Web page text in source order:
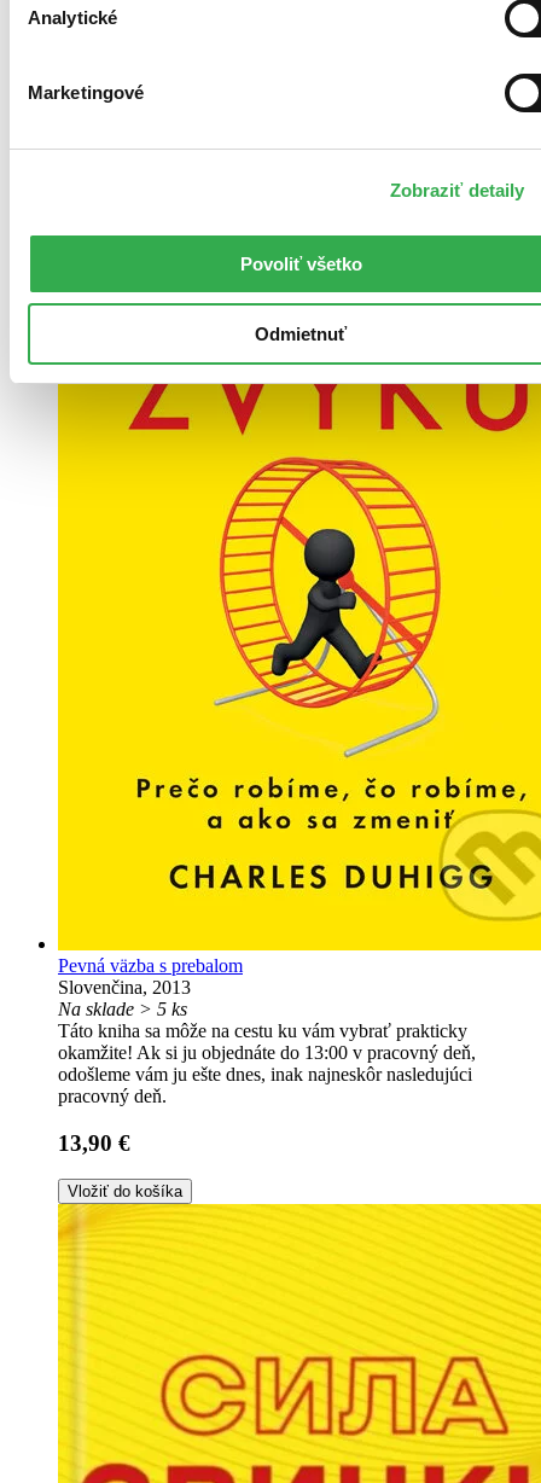
Analytické
Marketingové
Zobraziť detaily
Povoliť všetko
Odmietnuť
Angličtina, 2012
Vypredané
môžete mať šťastie v niektorých iných obchodoch, ktoré ešte
Pevná väzba s prebalom
Slovenčina, 2013
Na sklade > 5 ks
Táto kniha sa môže na cestu ku vám vybrať prakticky
okamžite! Ak si ju objednáte do 13:00 v pracovný deň,
odošleme vám ju ešte dnes, inak najneskôr nasledujúci
pracovný deň.
13,90 €
Vložiť do košíka